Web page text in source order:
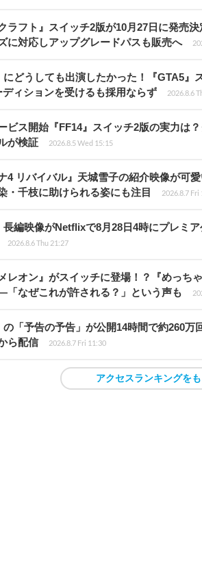
ラフト』スイッチ2版が10月27日に発売
に対応しアップグレードパスも販売へ
にどうしても出演したかった！『GTA5
ディションを受けるも採用ならず
2026.8.6
ビス開始『FF14』スイッチ2版の実力は
が検証
2026.8.5 Wed 15:15
4 リバイバル』天城雪子の紹介映像が可
・千枝に助けられる姿にも注目
2026.8.7 Fri
長編映像がNetflixで8月28日4時にプレミ
2026.8.6 Thu 21:27
レオン』がスイッチに登場！？『めっ
「なぜこれが許される？」という声も
の「予告の予告」が公開14時間で約260
ら配信
2026.8.7 Fri 11:30
アクセスランキングを